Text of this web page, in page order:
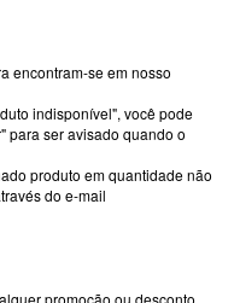
encontram-se em nosso
indisponível", você pode
para ser avisado quando o
produto em quantidade não
do e-mail
promoção ou desconto